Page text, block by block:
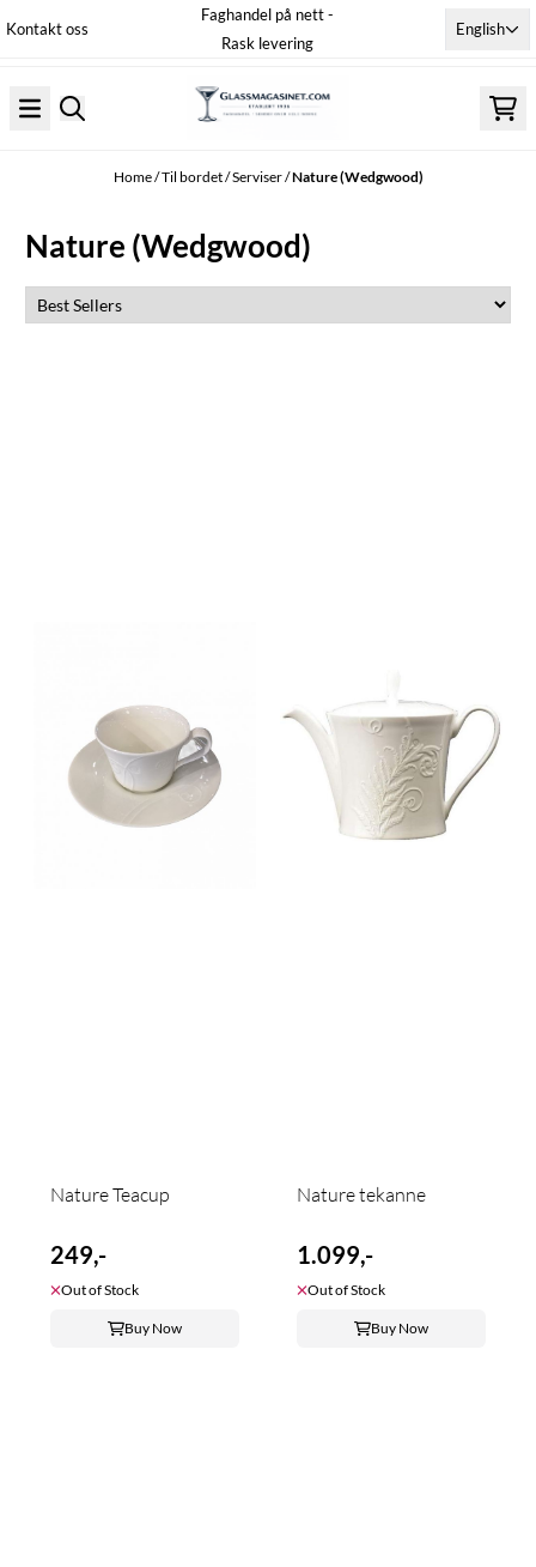
Skip to content
Kontakt oss
Faghandel på nett -
Rask levering
English
Home/Til bordet/Serviser/Nature (Wedgwood)
Nature (Wedgwood)
Nature Teacup
249,-
Out of Stock
Buy Now
Nature tekanne
1.099,-
Out of Stock
Buy Now